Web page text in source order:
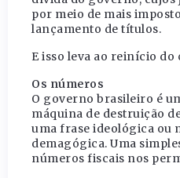
por meio de mais
lançamento de títulos.
E isso leva ao reinício do
Os números
O governo brasileiro é
máquina de destruição
uma frase ideológica ou
demagógica. Uma
números fiscais nos